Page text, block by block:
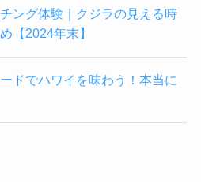
ング体験｜クジラの見える時
【2024年末】
ドでハワイを味わう！本当に